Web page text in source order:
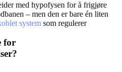
med hypofysen for å frigjøre
– men den er bare én liten
system som regulerer
for